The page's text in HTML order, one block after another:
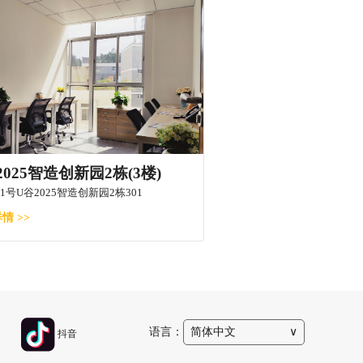
智造创新园2栋(3楼)
号U谷2025智造创新园2栋301
情 >>
抖音 语言： 简体中文 ∨